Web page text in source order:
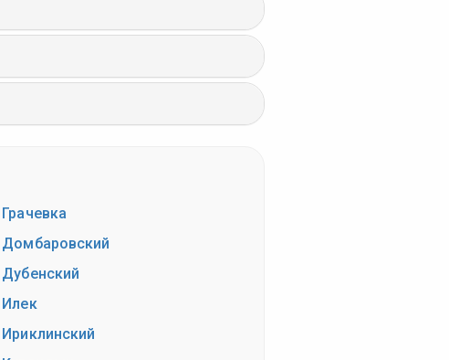
Грачевка
Домбаровский
Дубенский
Илек
Ириклинский